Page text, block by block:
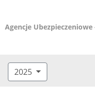
Agencje Ubezpieczeniowe
2025